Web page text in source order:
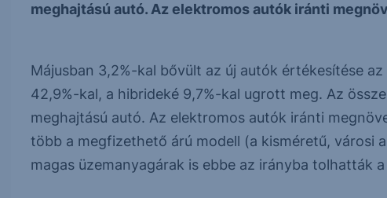
meghajtású autó. Az elektromos autók iránti
Májusban 3,2%-kal bővült az új autók értékesítése
42,9%-kal, a hibrideké 9,7%-kal ugrott meg. Az
meghajtású autó. Az elektromos autók iránti
több a megfizethető árú modell (a kisméretű, városi
magas üzemanyagárak is ebbe az irányba tolhatták